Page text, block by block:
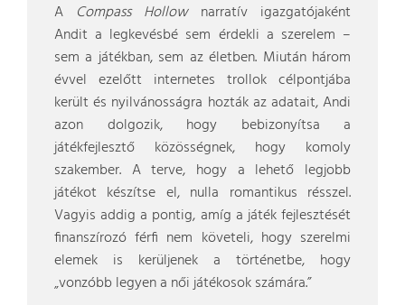
A Compass Hollownarratív igazgatójaként
Andit a legkevésbé sem érdekli a szerelem –
sem a játékban, sem az életben. Miután három
évvel ezelőtt internetes trollok célpontjába
került és nyilvánosságra hozták az adatait, Andi
azon dolgozik, hogy bebizonyítsa a
játékfejlesztő közösségnek, hogy komoly
szakember. A terve, hogy a lehető legjobb
játékot készítse el, nulla romantikus résszel.
Vagyis addig a pontig, amíg a játék fejlesztését
finanszírozó férfi nem követeli, hogy szerelmi
elemek is kerüljenek a történetbe, hogy
„vonzóbb legyen a női játékosok számára.”